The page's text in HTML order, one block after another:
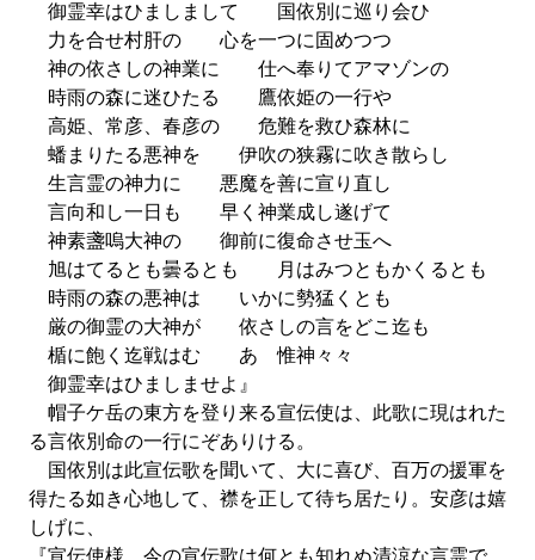
御霊幸はひましまして 国依別に巡り会ひ
力を合せ村肝の 心を一つに固めつつ
神の依さしの神業に 仕へ奉りてアマゾンの
時雨の森に迷ひたる 鷹依姫の一行や
高姫、常彦、春彦の 危難を救ひ森林に
蟠まりたる悪神を 伊吹の狭霧に吹き散らし
生言霊の神力に 悪魔を善に宣り直し
言向和し一日も 早く神業成し遂げて
神素盞嗚大神の 御前に復命させ玉へ
旭はてるとも曇るとも 月はみつともかくるとも
時雨の森の悪神は いかに勢猛くとも
厳の御霊の大神が 依さしの言をどこ迄も
楯に飽く迄戦はむ あゝ惟神々々
御霊幸はひましませよ』
帽子ケ岳の東方を登り来る宣伝使は、此歌に現はれた
る言依別命の一行にぞありける。
国依別は此宣伝歌を聞いて、大に喜び、百万の援軍を
得たる如き心地して、襟を正して待ち居たり。安彦は嬉
しげに、